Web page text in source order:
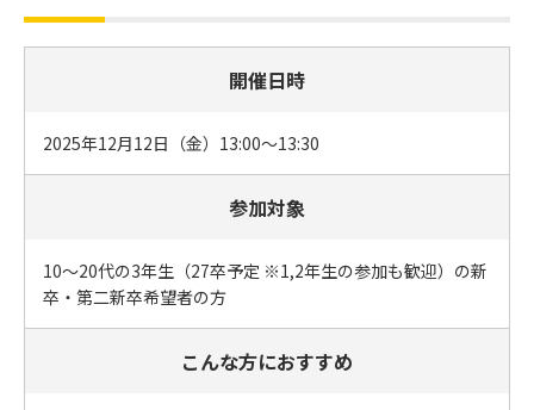
開催日時
2025年12月12日（金）13:00～13:30
参加対象
10～20代の3年生（27卒予定 ※1,2年生の参加も歓迎）の新
卒・第二新卒希望者の方
こんな方におすすめ